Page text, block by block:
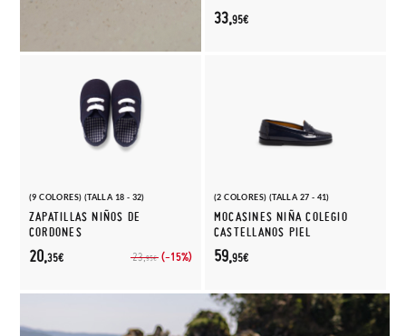
33,95€
(9 COLORES) (TALLA 18 - 32)
ZAPATILLAS NIÑOS DE
CORDONES
23,95€ (-15%)
20,35€
(2 COLORES) (TALLA 27 - 41)
MOCASINES NIÑA COLEGIO
CASTELLANOS PIEL
59,95€